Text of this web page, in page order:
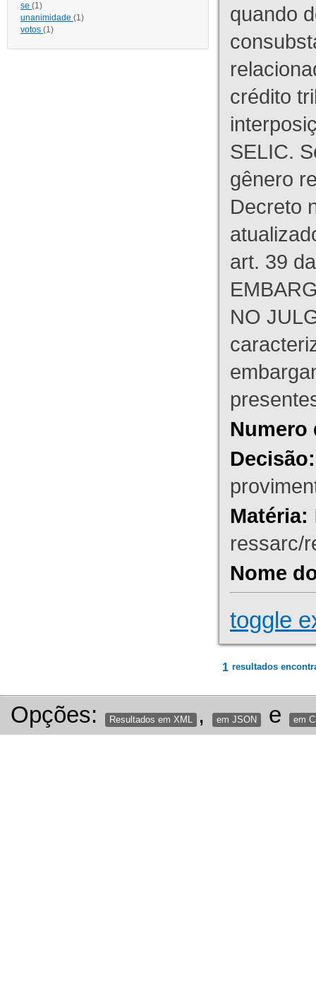
se (1)
unanimidade (1)
votos (1)
quando
crédito
SELIC.
gênero
Decreto
art. 39
NO
Numero
Decisão:
Matéria:
ressarc/
Nome
toggle
1 resultados
Opções: Resultados em XML , em JSON e em